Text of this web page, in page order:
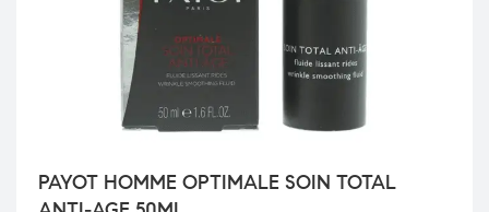
PAYOT HOMME OPTIMALE SOIN TOTAL